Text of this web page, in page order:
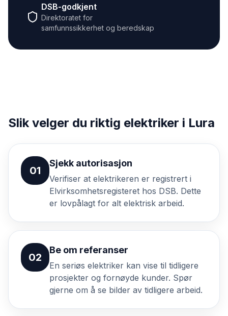
DSB-godkjent
Direktoratet for
samfunnssikkerhet og beredskap
Slik velger du riktig elektriker i Lura
01
Sjekk autorisasjon
Verifiser at elektrikeren er registrert i
Elvirksomhetsregisteret hos DSB. Dette
er lovpålagt for alt elektrisk arbeid.
02
Be om referanser
En seriøs elektriker kan vise til tidligere
prosjekter og fornøyde kunder. Spør
gjerne om å se bilder av tidligere arbeid.